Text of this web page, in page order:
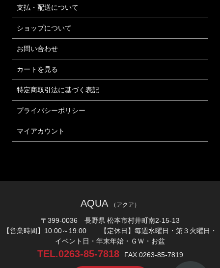
支払・配送について
ショップについて
お問い合わせ
カートを見る
特定商取引法に基づく表記
プライバシーポリシー
マイアカウント
AQUA （アクア）
〒399-0036 長野県 松本市村井町南2-15-13
【営業時間】10:00～19:00 【定休日】毎週水曜日・第３火曜日・
イベント日・年末年始・ＧＷ・お盆
TEL.0263-85-7818 FAX.0263-85-7819